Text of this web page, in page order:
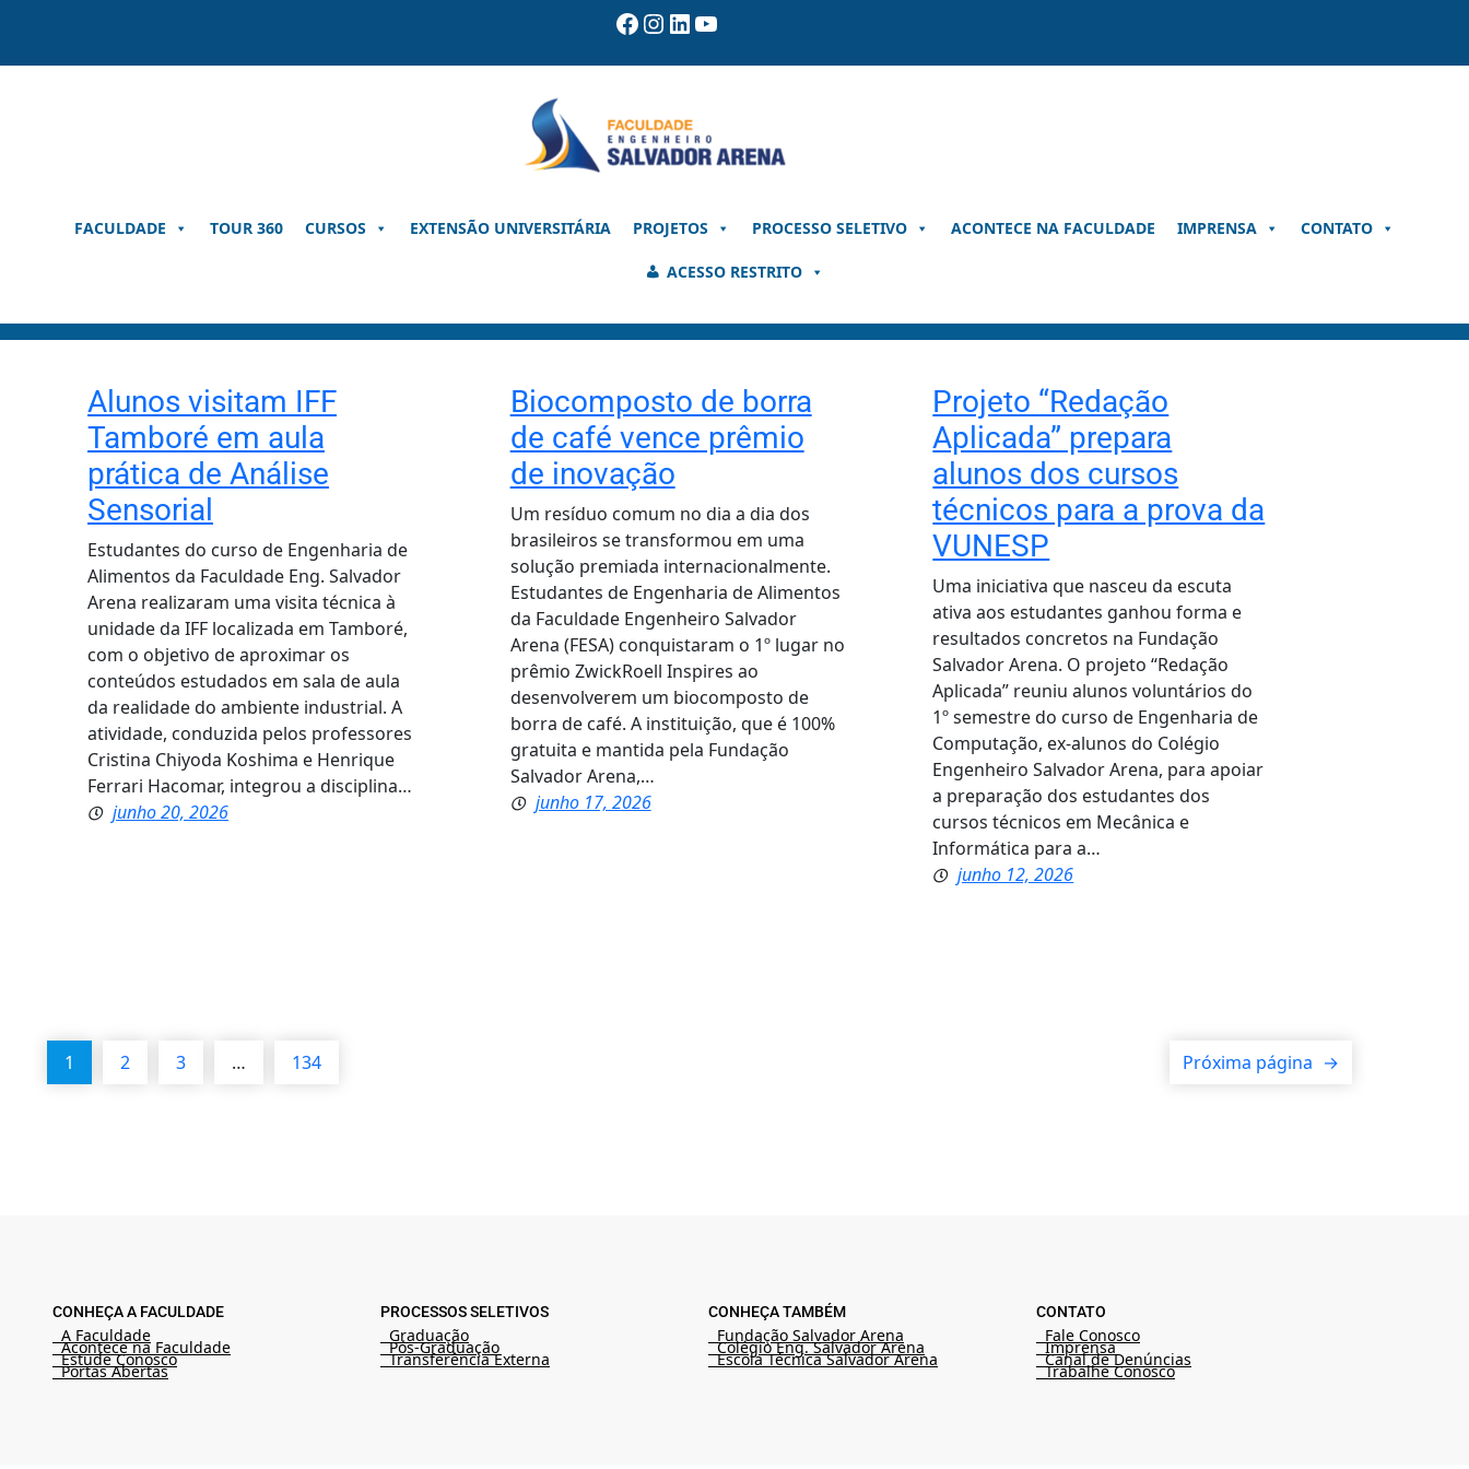
o
Facebook
Instagram
LinkedIn
Youtube
FACULDADE TOUR 360 CURSOS EXTENSÃO UNIVERSITÁRIA PROJETOS PROCESSO SELETIVO ACONTECE NA FACULDADE IMPRENSA CONTATO
ACESSO RESTRITO
Alunos visitam IFF
Tamboré em aula
prática de Análise
Sensorial
Estudantes do curso de Engenharia de
Alimentos da Faculdade Eng. Salvador
Arena realizaram uma visita técnica à
unidade da IFF localizada em Tamboré,
com o objetivo de aproximar os
conteúdos estudados em sala de aula
da realidade do ambiente industrial. A
atividade, conduzida pelos professores
Cristina Chiyoda Koshima e Henrique
Ferrari Hacomar, integrou a disciplina…
junho 20, 2026
Biocomposto de borra
de café vence prêmio
de inovação
Um resíduo comum no dia a dia dos
brasileiros se transformou em uma
solução premiada internacionalmente.
Estudantes de Engenharia de Alimentos
da Faculdade Engenheiro Salvador
Arena (FESA) conquistaram o 1º lugar no
prêmio ZwickRoell Inspires ao
desenvolverem um biocomposto de
borra de café. A instituição, que é 100%
gratuita e mantida pela Fundação
Salvador Arena,…
junho 17, 2026
Projeto “Redação
Aplicada” prepara
alunos dos cursos
técnicos para a prova da
VUNESP
Uma iniciativa que nasceu da escuta
ativa aos estudantes ganhou forma e
resultados concretos na Fundação
Salvador Arena. O projeto “Redação
Aplicada” reuniu alunos voluntários do
1º semestre do curso de Engenharia de
Computação, ex-alunos do Colégio
Engenheiro Salvador Arena, para apoiar
a preparação dos estudantes dos
cursos técnicos em Mecânica e
Informática para a…
junho 12, 2026
1 2 3 … 134 Próxima página →
CONHEÇA A FACULDADE
A Faculdade
Acontece na Faculdade
Estude Conosco
Portas Abertas
PROCESSOS SELETIVOS
Graduação
Pós-Graduação
Transferência Externa
CONHEÇA TAMBÉM
Fundação Salvador Arena
Colégio Eng. Salvador Arena
Escola Técnica Salvador Arena
CONTATO
Fale Conosco
Imprensa
Canal de Denúncias
Trabalhe Conosco